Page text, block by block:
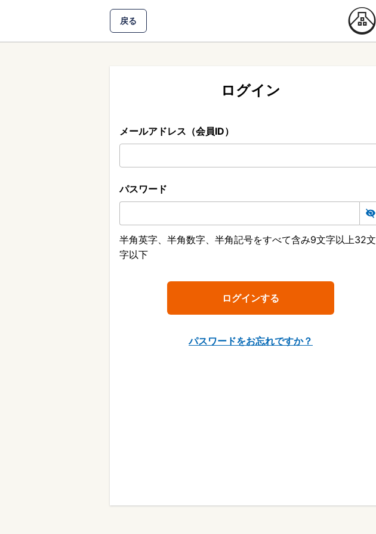
戻る
ログイン
メールアドレス（会員ID）
パスワード
半角英字、半角数字、半角記号をすべて含み9文字以上32文
字以下
パスワードをお忘れですか？